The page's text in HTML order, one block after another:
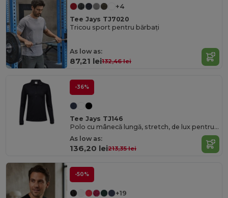
+4
Tee Jays TJ7020
Tricou sport pentru bărbați
As low as:
87,21 lei132,46 lei
-36%
Tee Jays TJ146
Polo cu mânecă lungă, stretch, de lux pentru femei
As low as:
136,20 lei213,35 lei
-50%
+19